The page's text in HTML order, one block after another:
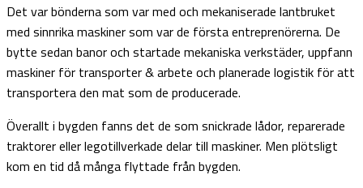
Det var bönderna som var med och mekaniserade lantbruket
med sinnrika maskiner som var de första entreprenörerna. De
bytte sedan banor och startade mekaniska verkstäder, uppfann
maskiner för transporter & arbete och planerade logistik för att
transportera den mat som de producerade.
Överallt i bygden fanns det de som snickrade lådor, reparerade
traktorer eller legotillverkade delar till maskiner. Men plötsligt
kom en tid då många flyttade från bygden.